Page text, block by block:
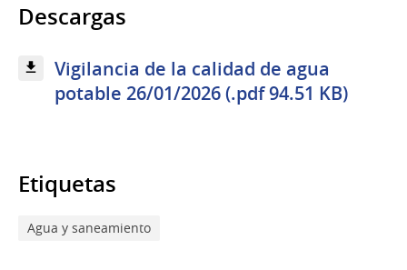
Descargas
Vigilancia de la calidad de agua
potable 26/01/2026 (.pdf 94.51 KB)
Etiquetas
Agua y saneamiento